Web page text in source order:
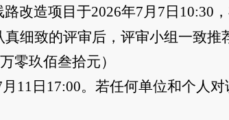
改造项目于2026年7月 7 日 10:30
细致的评审后，评审小组一致推
零玖佰叁拾元）
月 11 日 17:00。若任何单位和个人